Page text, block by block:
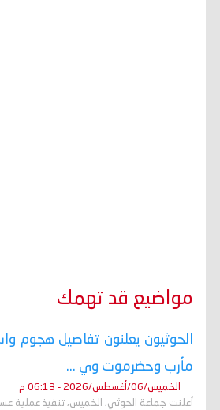
مواضيع قد تهمك
الحوثيون يعلنون تفاصيل هجوم
مأرب وحضرموت وي ...
الخميس/06/أغسطس/2026 - 06:13 م
أعلنت جماعة الحوثي، الخميس، تنفيذ عملية